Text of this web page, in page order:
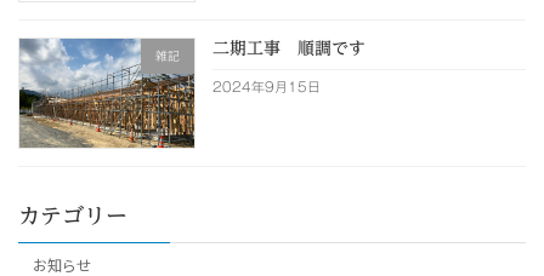
雑記 二期工事 順調です
2024年9月15日
カテゴリー
お知らせ